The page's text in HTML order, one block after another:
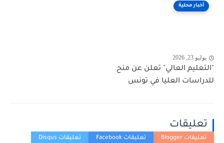
أخبار محلية
يوليو 23, 2026
"التعليم العالي" تعلن عن منح
للدراسات العليا في تونس
تعليقات